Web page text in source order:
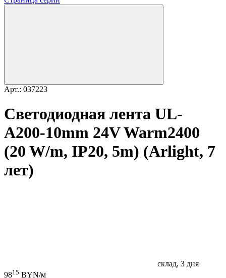
Арт.: 037223
Светодиодная лента UL-
A200-10mm 24V Warm2400
(20 W/m, IP20, 5m) (Arlight, 7
лет)
склад, 3 дня
9815 BYN/м